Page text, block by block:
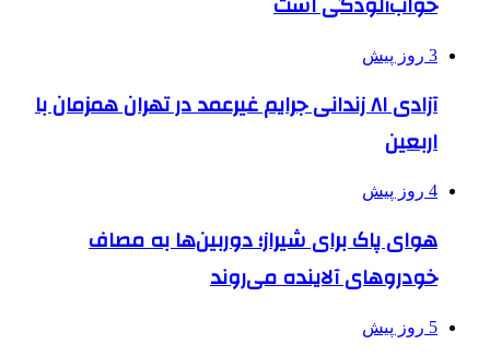
3 روز پیش
آزادی ۸۱ زندانی جرایم غیرعمد در تهران همزمان با
اربعین
4 روز پیش
هوای پاک برای شیراز؛ دوربین‌ها به مصاف
خودروهای آلاینده می‌روند
5 روز پیش